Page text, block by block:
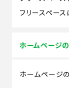
フリースペー
ホームページ
ホームページ